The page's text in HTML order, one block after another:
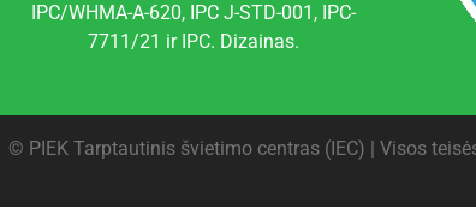
IPC/WHMA-A-620, IPC J-STD-001, IPC-
7711/21 ir IPC. Dizainas.
© PIEK Tarptautinis švietimo centras (IEC) | Visos